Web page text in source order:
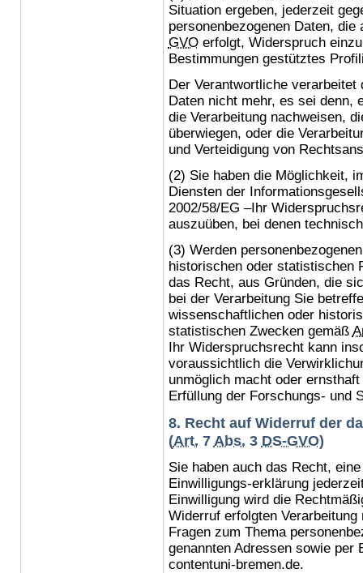
Situation ergeben, jederzeit
personenbezogenen Daten, die
GVOerfolgt, Widerspruch
Bestimmungen gestütztes
Der Verantwortliche verarbeitet
Daten nicht mehr, es sei denn,
die Verarbeitung nachweisen,
überwiegen, oder die
und Verteidigung von
(2) Sie haben die Möglichkeit,
Diensten der
2002/58/EG –Ihr
auszuüben, bei denen
(3) Werden
historischen oder statistischen
das Recht, aus Gründen, die
bei der Verarbeitung Sie
wissenschaftlichen oder
statistischen Zwecken gemäß
Ihr Widerspruchsrecht kann
voraussichtlich die
unmöglich macht oder
Erfüllung der Forschungs- und
8. Recht auf Widerruf der
(Art. 7 Abs. 3 DS-GVO)
Sie haben auch das Recht,
Einwilligungs-erklärung
Einwilligung wird die
Widerruf erfolgten
Fragen zum Thema
genannten Adressen sowie per
contentuni-bremen.de.